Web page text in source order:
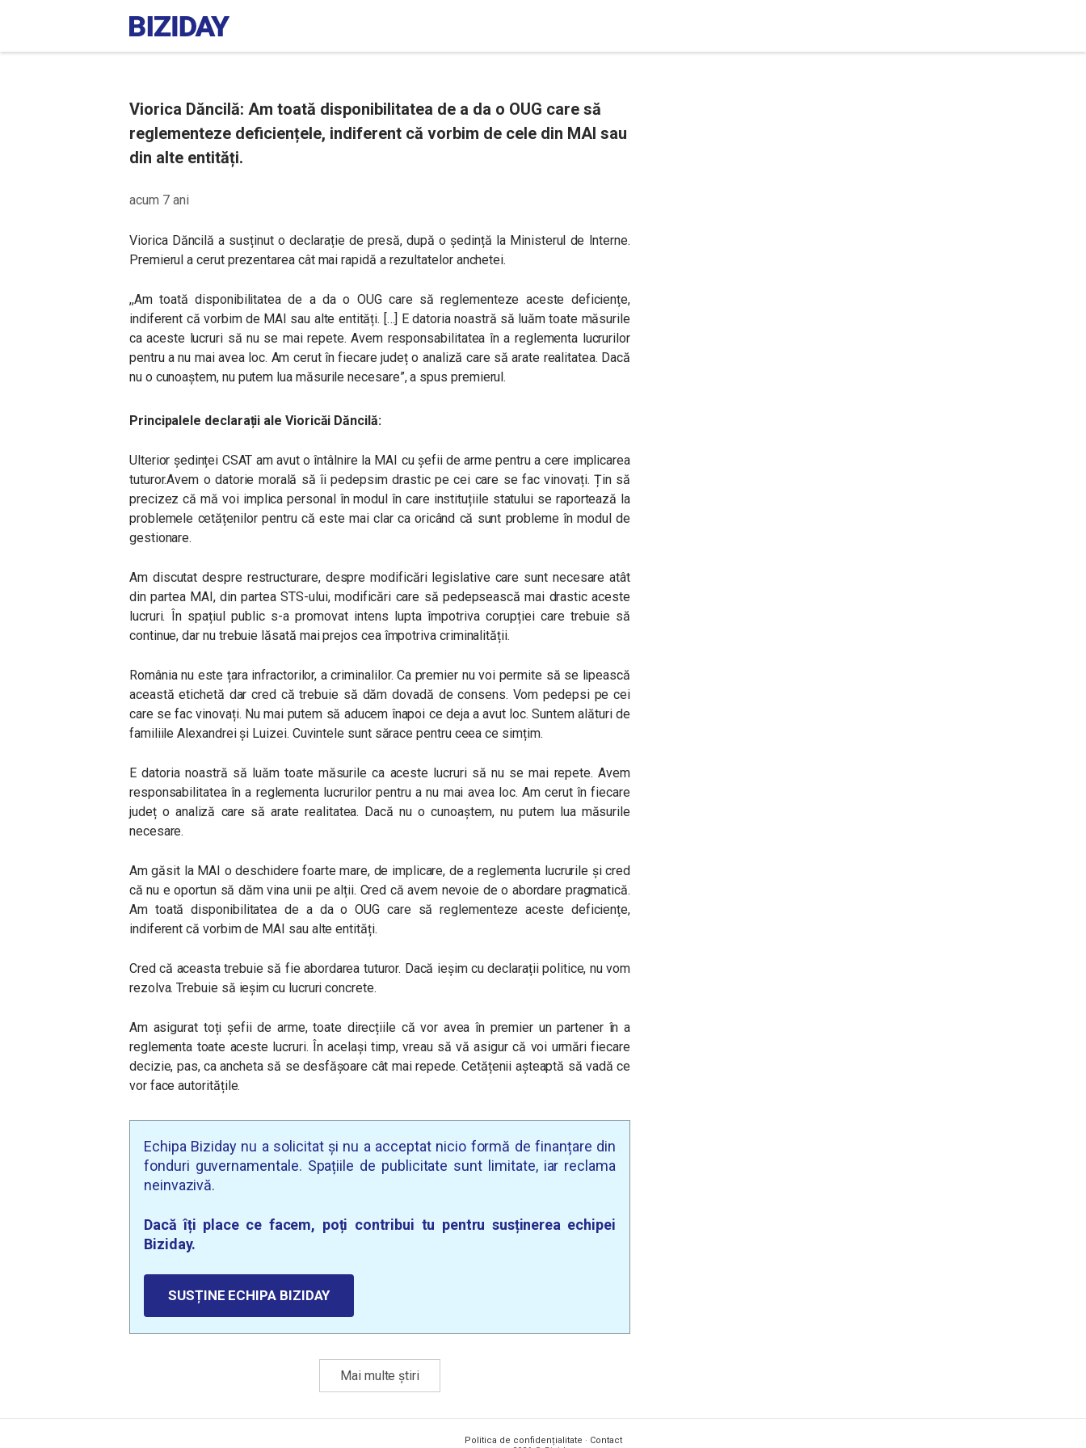
Viorica Dăncilă: Am toată disponibilitatea de a da o OUG care să
reglementeze deficiențele, indiferent că vorbim de cele din MAI sau
din alte entități.
acum 7 ani
Viorica Dăncilă a susținut o declarație de presă, după o ședință la Ministerul de Interne.
Premierul a cerut prezentarea cât mai rapidă a rezultatelor anchetei.
,,Am toată disponibilitatea de a da o OUG care să reglementeze aceste deficiențe,
indiferent că vorbim de MAI sau alte entități. […] E datoria noastră să luăm toate măsurile
ca aceste lucruri să nu se mai repete. Avem responsabilitatea în a reglementa lucrurilor
pentru a nu mai avea loc. Am cerut în fiecare județ o analiză care să arate realitatea. Dacă
nu o cunoaștem, nu putem lua măsurile necesare”, a spus premierul.
Principalele declarații ale Vioricăi Dăncilă:
Ulterior ședinței CSAT am avut o întâlnire la MAI cu șefii de arme pentru a cere implicarea
tuturor.Avem o datorie morală să îi pedepsim drastic pe cei care se fac vinovați. Țin să
precizez că mă voi implica personal în modul în care instituțiile statului se raportează la
problemele cetățenilor pentru că este mai clar ca oricând că sunt probleme în modul de
gestionare.
Am discutat despre restructurare, despre modificări legislative care sunt necesare atât
din partea MAI, din partea STS-ului, modificări care să pedepsească mai drastic aceste
lucruri. În spațiul public s-a promovat intens lupta împotriva corupției care trebuie să
continue, dar nu trebuie lăsată mai prejos cea împotriva criminalității.
România nu este țara infractorilor, a criminalilor. Ca premier nu voi permite să se lipească
această etichetă dar cred că trebuie să dăm dovadă de consens. Vom pedepsi pe cei
care se fac vinovați. Nu mai putem să aducem înapoi ce deja a avut loc. Suntem alături de
familiile Alexandrei și Luizei. Cuvintele sunt sărace pentru ceea ce simțim.
E datoria noastră să luăm toate măsurile ca aceste lucruri să nu se mai repete. Avem
responsabilitatea în a reglementa lucrurilor pentru a nu mai avea loc. Am cerut în fiecare
județ o analiză care să arate realitatea. Dacă nu o cunoaștem, nu putem lua măsurile
necesare.
Am găsit la MAI o deschidere foarte mare, de implicare, de a reglementa lucrurile și cred
că nu e oportun să dăm vina unii pe alții. Cred că avem nevoie de o abordare pragmatică.
Am toată disponibilitatea de a da o OUG care să reglementeze aceste deficiențe,
indiferent că vorbim de MAI sau alte entități.
Cred că aceasta trebuie să fie abordarea tuturor. Dacă ieșim cu declarații politice, nu vom
rezolva. Trebuie să ieșim cu lucruri concrete.
Am asigurat toți șefii de arme, toate direcțiile că vor avea în premier un partener în a
reglementa toate aceste lucruri. În același timp, vreau să vă asigur că voi urmări fiecare
decizie, pas, ca ancheta să se desfășoare cât mai repede. Cetățenii așteaptă să vadă ce
vor face autoritățile.
Echipa Biziday nu a solicitat și nu a acceptat nicio formă de finanțare din
fonduri guvernamentale. Spațiile de publicitate sunt limitate, iar reclama
neinvazivă.
Dacă îți place ce facem, poți contribui tu pentru susținerea echipei
Biziday.
SUSȚINE ECHIPA BIZIDAY
Mai multe știri
Politica de confidențialitate · Contact